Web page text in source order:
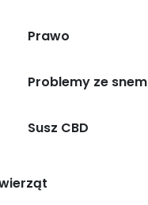
Prawo
Problemy ze snem
Susz CBD